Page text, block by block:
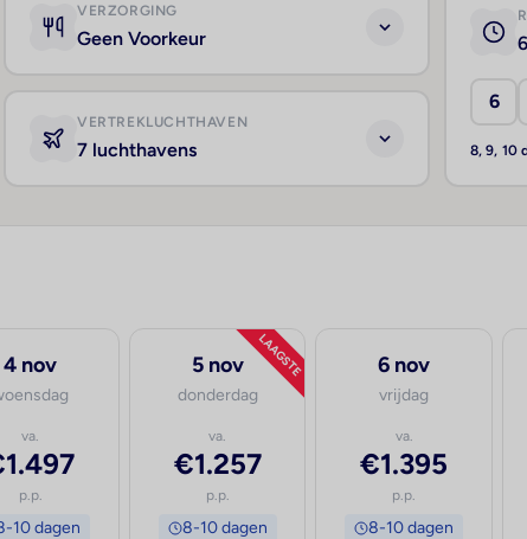
VERZORGING
Geen Voorkeur
6
8, 9, 10
VERTREKLUCHTHAVEN
7 luchthavens
4 nov
va.
p.p.
10 dagen
LAAGSTE
5 nov
donderdag
va.
€1.257
p.p.
8-10 dagen
6 nov
vrijdag
va.
€1.395
p.p.
8-10 dagen